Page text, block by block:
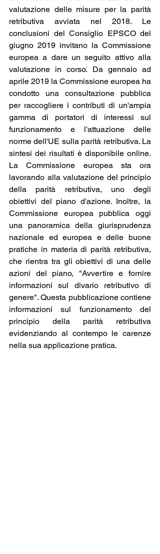
valutazione delle misure per la parità
retributiva avviata nel 2018. Le
conclusioni del Consiglio EPSCO del
giugno 2019 invitano la Commissione
europea a dare un seguito attivo alla
valutazione in corso. Da gennaio ad
aprile 2019 la Commissione europea ha
condotto una consultazione pubblica
per raccogliere i contributi di un'ampia
gamma di portatori di interessi sul
funzionamento e l'attuazione delle
norme dell'UE sulla parità retributiva. La
sintesi dei risultati è disponibile online.
La Commissione europea sta ora
lavorando alla valutazione del principio
della parità retributiva, uno degli
obiettivi del piano d'azione. Inoltre, la
Commissione europea pubblica oggi
una panoramica della giurisprudenza
nazionale ed europea e delle buone
pratiche in materia di parità retributiva,
che rientra tra gli obiettivi di una delle
azioni del piano, "Avvertire e fornire
informazioni sul divario retributivo di
genere". Questa pubblicazione contiene
informazioni sul funzionamento del
principio della parità retributiva
evidenziando al contempo le carenze
nella sua applicazione pratica.